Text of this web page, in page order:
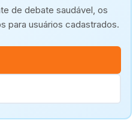
de debate saudável, os
para usuários cadastrados.